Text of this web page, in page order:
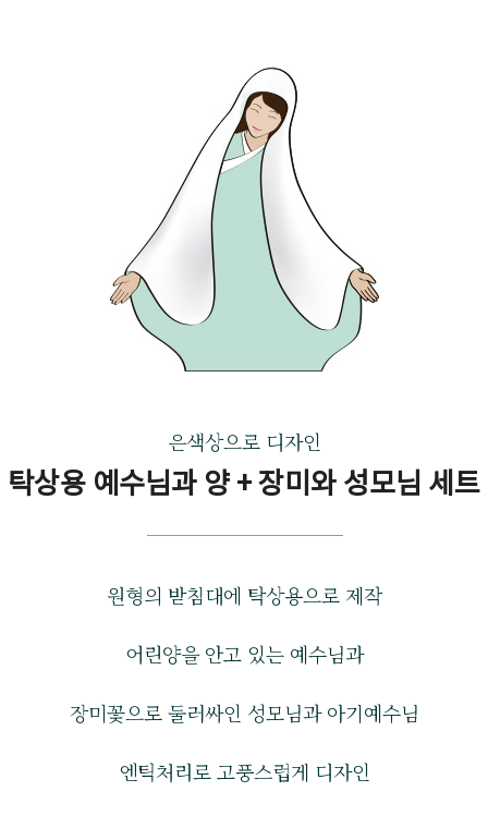
은색상으로 디자인
탁상용 예수님과 양 + 장미와 성모님 세트
원형의 받침대에 탁상용으로 제작
어린양을 안고 있는 예수님과
장미꽃으로 둘러싸인 성모님과 아기예수님
엔틱처리로 고풍스럽게 디자인